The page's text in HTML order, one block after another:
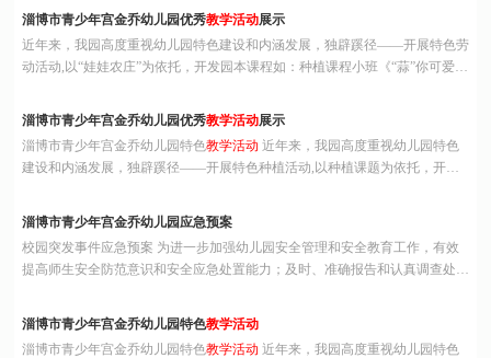
指出：“每个幼儿心中都有一颗美的种子。引导幼儿学会用心灵去感受和发现
美，用自己的方式表
淄博市青少年宫金乔幼儿园优秀教学活动展示
近年来，我园高度重视幼儿园特色建设和内涵发展，独辟蹊径——开展特色劳
动活动,以“娃娃农庄”为依托，开发园本课程如：种植课程小班《“蒜”你可爱》
充分挖掘其文化内涵和现实价值，并进行全方位的拓展和延伸，在城市幼儿园
里营造了别具一格的“
淄博市青少年宫金乔幼儿园优秀教学活动展示
淄博市青少年宫金乔幼儿园特色教学活动
建设和内涵发展，独辟蹊径——开展特色种植活动,以种植课题为依托，开发
内涵和现实价值，并进行全方位的拓展和延伸，在城市幼儿园里营造了别具一
格的“田园文化”，提升孩
淄博市青少年宫金乔幼儿园应急预案
校园突发事件应急预案 为进一步加强幼儿园安全管理和安全教育工作，有效
提高师生安全防范意识和安全应急处置能力；及时、准确报告和认真调查处理
导、调度职能作用，有效调动社会各界力量投入幼儿园各类事故抢险救助工
作，将事故损失控制在最低限度
淄博市青少年宫金乔幼儿园特色教学活动
淄博市青少年宫金乔幼儿园特色教学活动 近年来，我园高度重视幼儿园特色